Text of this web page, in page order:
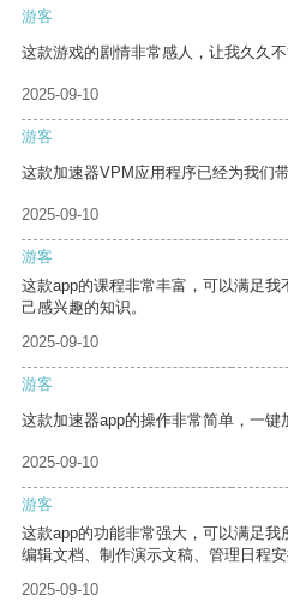
游客
这款游戏的剧情非常感人，让我久久不
2025-09-10
游客
这款加速器VPM应用程序已经为我们
2025-09-10
游客
这款app的课程非常丰富，可以满足
己感兴趣的知识。
2025-09-10
游客
这款加速器app的操作非常简单，一键
2025-09-10
游客
这款app的功能非常强大，可以满足
编辑文档、制作演示文稿、管理日程安
2025-09-10